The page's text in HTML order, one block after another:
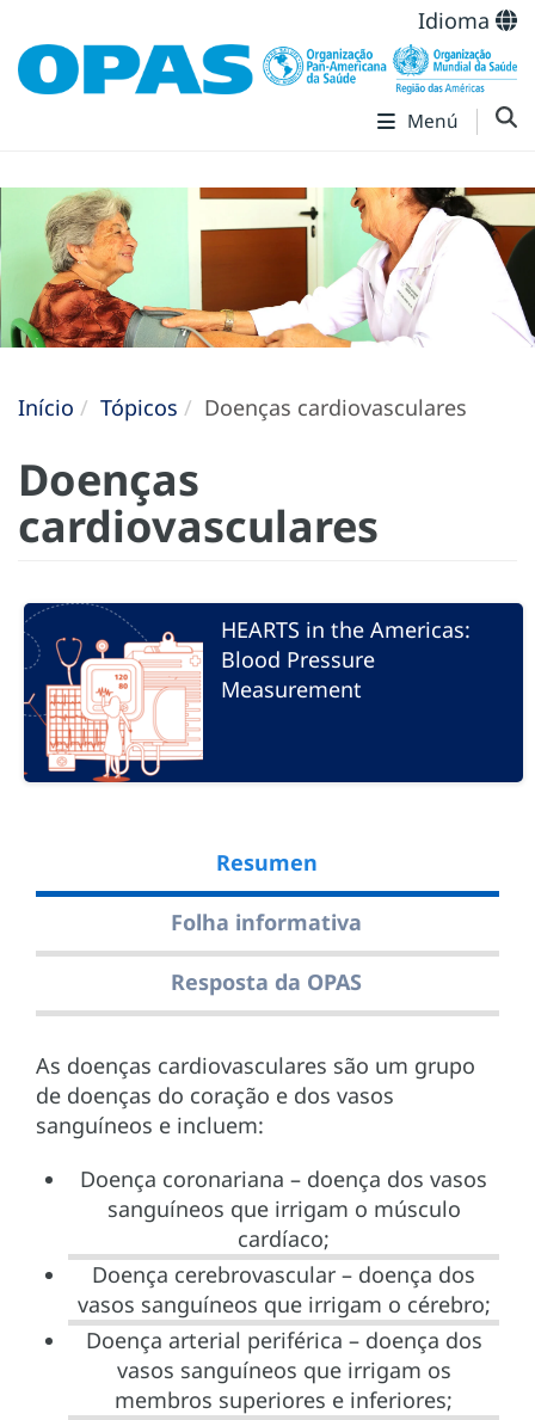
Idioma
Menú
Início Tópicos Doenças cardiovasculares
Doenças
cardiovasculares
HEARTS in the Americas:
Blood Pressure
Measurement
Resumen
Folha informativa
Resposta da OPAS
As doenças cardiovasculares são um grupo
de doenças do coração e dos vasos
sanguíneos e incluem:
Doença coronariana – doença dos vasos
sanguíneos que irrigam o músculo
cardíaco;
Doença cerebrovascular – doença dos
vasos sanguíneos que irrigam o cérebro;
Doença arterial periférica – doença dos
vasos sanguíneos que irrigam os
membros superiores e inferiores;